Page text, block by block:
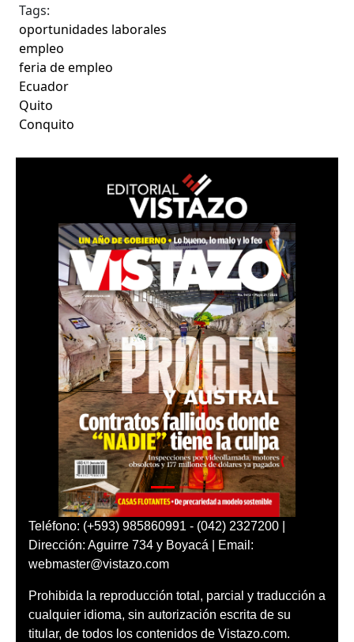
Tags:
oportunidades laborales
empleo
feria de empleo
Ecuador
Quito
Conquito
Teléfono: (+593) 985860991 - (042) 2327200 |
Dirección: Aguirre 734 y Boyacá | Email:
webmaster@vistazo.com
Prohibida la reproducción total, parcial y traducción a
cualquier idioma, sin autorización escrita de su
titular, de todos los contenidos de Vistazo.com.